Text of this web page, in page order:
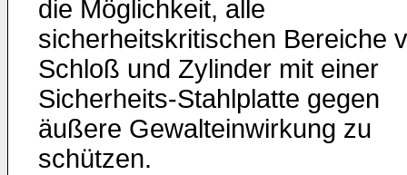
die Möglichkeit, alle
sicherheitskritischen Bereiche
Schloß und Zylinder mit einer
Sicherheits-Stahlplatte gegen
äußere Gewalteinwirkung zu
schützen.